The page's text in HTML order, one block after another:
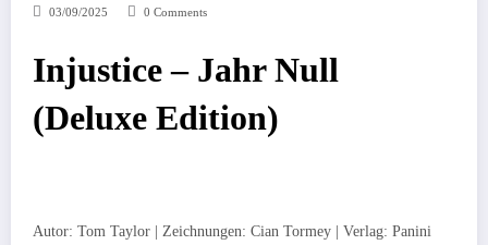
03/09/2025 0 Comments
Injustice – Jahr Null
(Deluxe Edition)
Autor: Tom Taylor | Zeichnungen: Cian Tormey | Verlag: Panini